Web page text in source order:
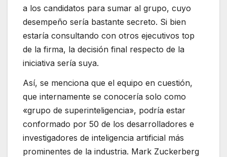
a los candidatos para sumar al grupo, cuyo
desempeño sería bastante secreto. Si bien
estaría consultando con otros ejecutivos top
de la firma, la decisión final respecto de la
iniciativa sería suya.
Así, se menciona que el equipo en cuestión,
que internamente se conocería solo como
«grupo de superinteligencia», podría estar
conformado por 50 de los desarrolladores e
investigadores de inteligencia artificial más
prominentes de la industria. Mark Zuckerberg